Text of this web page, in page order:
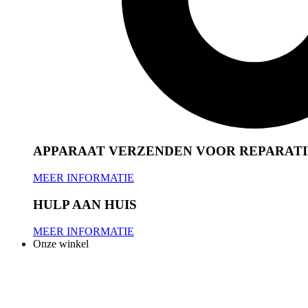
APPARAAT VERZENDEN VOOR
MEER INFORMATIE
HULP AAN HUIS
MEER INFORMATIE
Onze winkel